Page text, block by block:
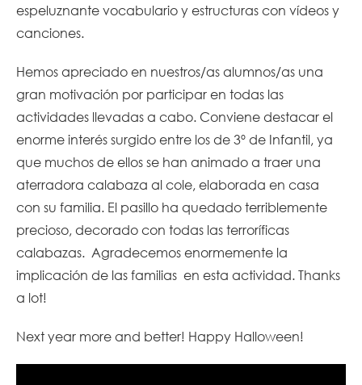
espeluznante vocabulario y estructuras con vídeos y
canciones.
Hemos apreciado en nuestros/as alumnos/as una
gran motivación por participar en todas las
actividades llevadas a cabo. Conviene destacar el
enorme interés surgido entre los de 3º de Infantil, ya
que muchos de ellos se han animado a traer una
aterradora calabaza al cole, elaborada en casa
con su familia. El pasillo ha quedado terriblemente
precioso, decorado con todas las terroríficas
calabazas. Agradecemos enormemente la
implicación de las familias en esta actividad. Thanks
a lot!
Next year more and better! Happy Halloween!